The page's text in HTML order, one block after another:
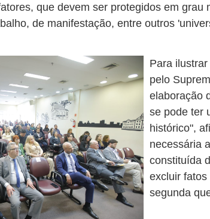
que devem ser protegidos em
de manifestação, entre outros
Para
pelo
elaboração
se pode ter
histórico",
necessária
constituída
excluir
segunda